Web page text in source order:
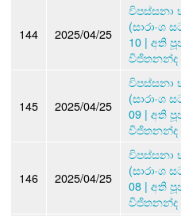
144 2025/04/25
විපස්සනා
(සාරාංශ
10 | අති
විජිතනන්ද
145 2025/04/25
විපස්සනා
(සාරාංශ
09 | අති
විජිතනන්ද
146 2025/04/25
විපස්සනා
(සාරාංශ
08 | අති
විජිතනන්ද